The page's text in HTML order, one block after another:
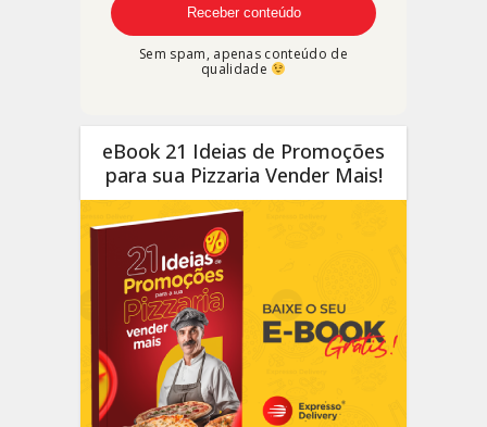
Sem spam, apenas conteúdo de
qualidade
eBook 21 Ideias de Promoções
para sua Pizzaria Vender Mais!